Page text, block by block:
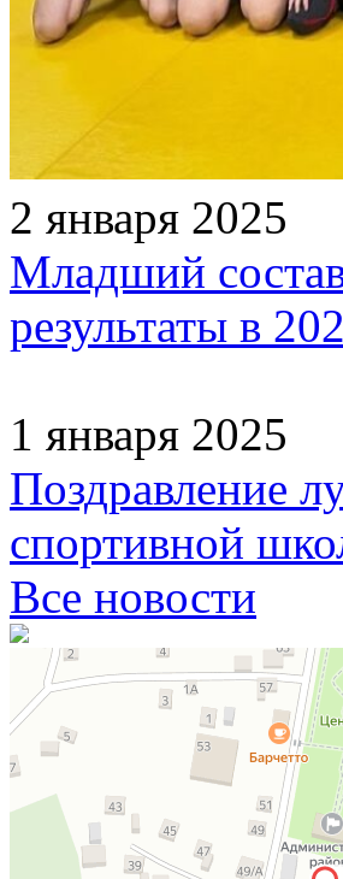
2 января 2025
Младший
результаты в
1 января 2025
Поздравление
спортивной
Все новости